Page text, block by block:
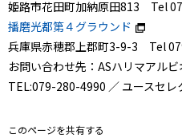
姫路市花田町加納原田813 Tel
播磨光都第４グラウンド
兵庫県赤穂郡上郡町3-9-3 Tel
お問い合わせ先：ASハリマアル
TEL:079-280-4990 ／ ユースセレ
このページを共有する